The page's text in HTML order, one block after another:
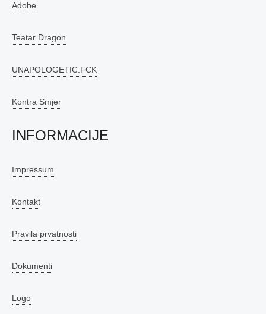
Adobe
Teatar Dragon
UNAPOLOGETIC.FCK
Kontra Smjer
INFORMACIJE
Impressum
Kontakt
Pravila prvatnosti
Dokumenti
Logo